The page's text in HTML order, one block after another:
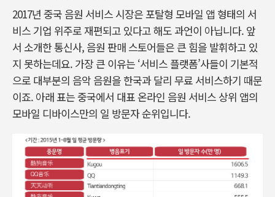
2017년 중국 음원 서비스 시장은 포탈형 모바일 앱 형태의 서
비스 기업 위주로 재편되고 있다고 해도 과언이 아닙니다. 앞
서 소개한 통신사, 음원 판매 스토어들은 큰 힘을 발휘하고 있
지 못하는데요. 가장 큰 이유는 ‘서비스 플랫폼’사들이 기본적
으로 대부분의 음악 음원을 한국과 달리 무료 서비스하기 때문
이죠. 아래 표는 중국에서 대표 온라인 음원 서비스 상위 앱의
모바일 디바이스만의 일 방문자 순위입니다.